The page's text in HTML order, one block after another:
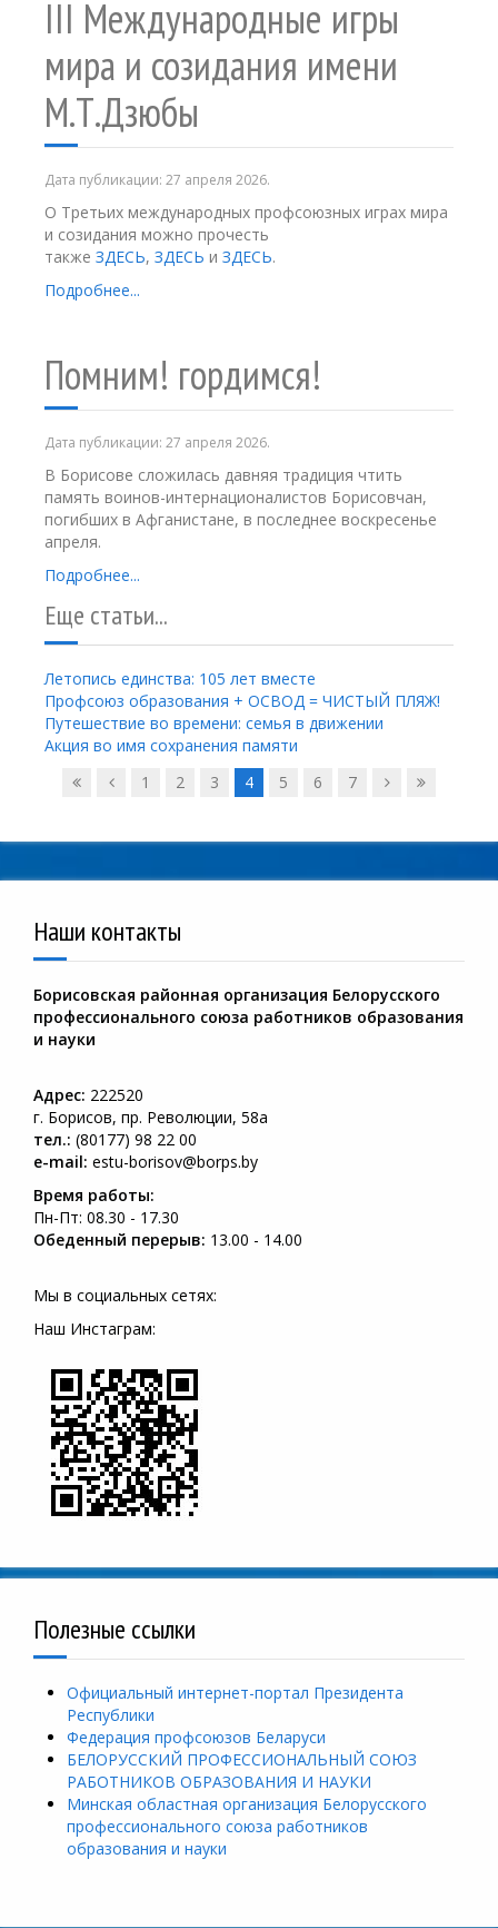
III Международные игры
мира и созидания имени
М.Т.Дзюбы
Дата публикации: 27 апреля 2026.
О Третьих международных профсоюзных играх мира
и созидания можно прочесть
также ЗДЕСЬ, ЗДЕСЬ и ЗДЕСЬ.
Подробнее...
Помним! гордимся!
Дата публикации: 27 апреля 2026.
В Борисове сложилась давняя традиция чтить
память воинов-интернационалистов Борисовчан,
погибших в Афганистане, в последнее воскресенье
апреля.
Подробнее...
Еще статьи...
Летопись единства: 105 лет вместе
Профсоюз образования + ОСВОД = ЧИСТЫЙ ПЛЯЖ!
Путешествие во времени: семья в движении
Акция во имя сохранения памяти
1
2 3 4 5 6 7
Наши контакты
Борисовская районная организация Белорусского
профессионального союза работников образования
и науки
Адрес: 222520
г. Борисов, пр. Революции, 58а
тел.: (80177) 98 22 00
e-mail: estu-borisov@borps.by
Время работы:
Пн-Пт: 08.30 - 17.30
Обеденный перерыв: 13.00 - 14.00
Мы в социальных сетях:
Наш Инстаграм:
Полезные ссылки
Официальный интернет-портал Президента
Республики
Федерация профсоюзов Беларуси
БЕЛОРУССКИЙ ПРОФЕССИОНАЛЬНЫЙ СОЮЗ
РАБОТНИКОВ ОБРАЗОВАНИЯ И НАУКИ
Минская областная организация Белорусского
профессионального союза работников
образования и науки